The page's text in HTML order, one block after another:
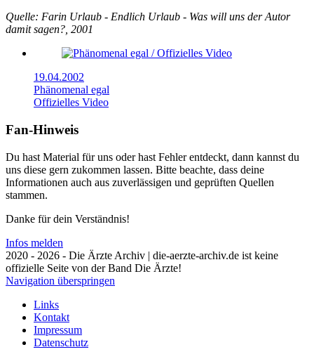
Quelle: Farin Urlaub - Endlich Urlaub - Was will uns der Autor
damit sagen?, 2001
19.04.2002
Phänomenal egal
Offizielles Video
Fan-Hinweis
Du hast Material für uns oder hast Fehler entdeckt, dann kannst du
uns diese gern zukommen lassen. Bitte beachte, dass deine
Informationen auch aus zuverlässigen und geprüften Quellen
stammen.
Danke für dein Verständnis!
Infos melden
2020 - 2026 - Die Ärzte Archiv | die-aerzte-archiv.de ist keine
offizielle Seite von der Band Die Ärzte!
Navigation überspringen
Links
Kontakt
Impressum
Datenschutz